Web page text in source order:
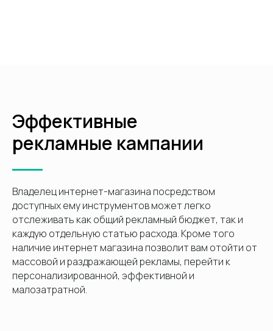
Эффективные
рекламные кампании
Владелец интернет-магазина посредством
доступных ему инструментов может легко
отслеживать как общий рекламный бюджет, так и
каждую отдельную статью расхода. Кроме того
наличие интернет магазина позволит вам отойти от
массовой и раздражающей рекламы, перейти к
персонализированной, эффективной и
малозатратной.